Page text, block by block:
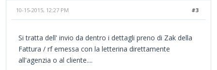
#3
10-15-2015, 12:27 PM
Si tratta dell' invio da dentro i dettagli preno di Zak della
Fattura / rf emessa con la letterina direttamente
all'agenzia o al cliente....